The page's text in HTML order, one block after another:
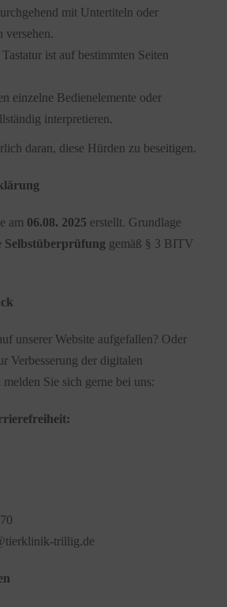
mit Untertiteln oder
versehen.
ist auf bestimmten Seiten
einzelne Bedienelemente oder
interpretieren.
daran, diese Hürden zu beseitigen.
am 06.08. 2025 erstellt. Grundlage
Selbstüberprüfung gemäß § 3 BITV
unserer Website aufgefallen? Oder
Verbesserung der digitalen
Sie sich gerne bei uns:
trillig.de